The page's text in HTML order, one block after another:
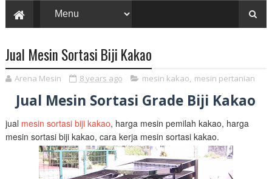
Jual Mesin Sortasi Biji Kakao
Arena Mesin 8 years ago mesin kakao, mesin pertanian
Jual Mesin Sortasi Grade Biji Kakao
jual mesin sortasi biji kakao, harga mesin pemilah kakao, harga
mesin sortasi biji kakao, cara kerja mesin sortasi kakao.